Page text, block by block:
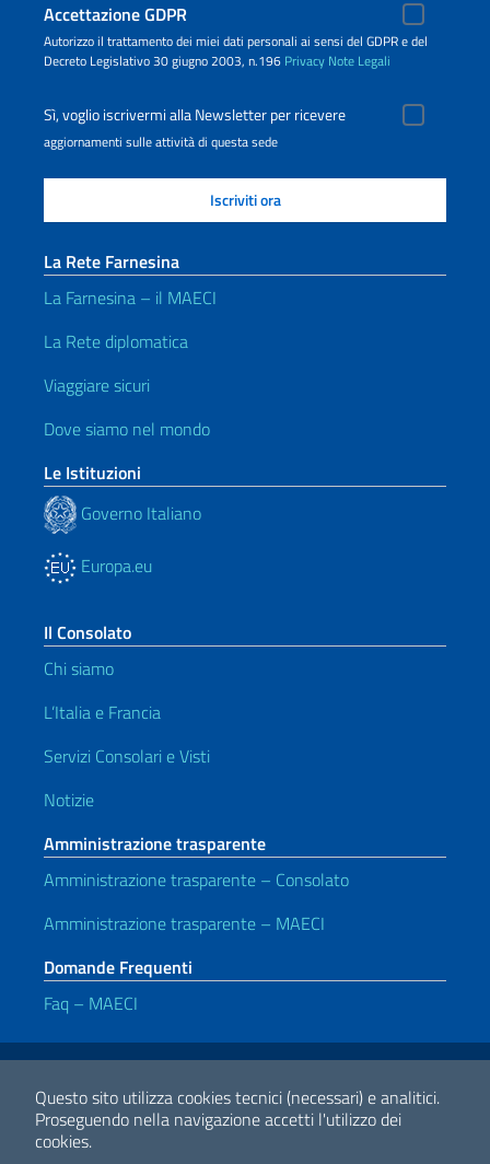
Questo sito utilizza cookies tecnici (necessari) e analitici.
Proseguendo nella navigazione accetti l'utilizzo dei
cookies.
Accettazione GDPR
Autorizzo il trattamento dei miei dati personali ai sensi del GDPR e del
Decreto Legislativo 30 giugno 2003, n.196 Privacy Note Legali
Sì, voglio iscrivermi alla Newsletter per ricevere
aggiornamenti sulle attività di questa sede
La Rete Farnesina
La Farnesina – il MAECI
La Rete diplomatica
Viaggiare sicuri
Dove siamo nel mondo
Le Istituzioni
Governo Italiano
Europa.eu
Il Consolato
Chi siamo
L’Italia e Francia
Servizi Consolari e Visti
Notizie
Amministrazione trasparente
Amministrazione trasparente – Consolato
Amministrazione trasparente – MAECI
Domande Frequenti
Faq – MAECI
Link Utili